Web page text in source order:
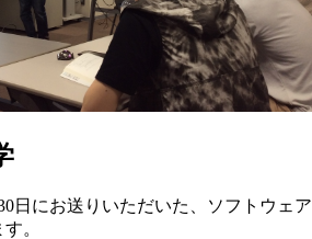
日にお送りいただいた、ソフトウェア
。